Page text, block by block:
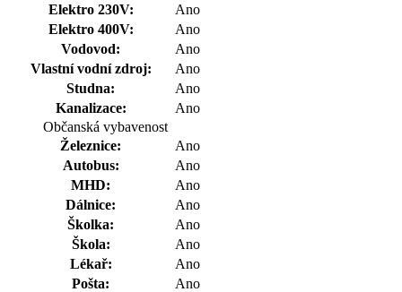
Elektro 230V:
Ano
Elektro 400V:
Ano
Vodovod:
Ano
Vlastní vodní zdroj:
Ano
Studna:
Ano
Kanalizace:
Ano
Občanská vybavenost
Železnice:
Ano
Autobus:
Ano
MHD:
Ano
Dálnice:
Ano
Školka:
Ano
Škola:
Ano
Lékař:
Ano
Pošta:
Ano